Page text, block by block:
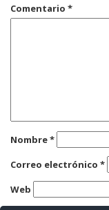
Comentario *
Nombre*
Correo electrónico *
Web